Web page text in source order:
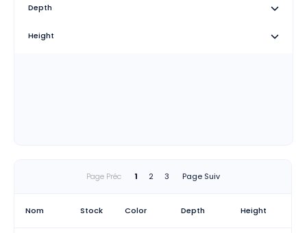
Depth
Height
Page Préc 1 2 3 Page Suiv
Nom Stock Color Depth Height